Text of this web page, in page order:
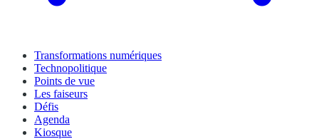
Transformations numériques
Technopolitique
Points de vue
Les faiseurs
Défis
Agenda
Kiosque